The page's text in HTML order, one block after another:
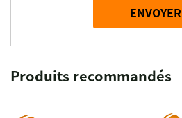
ENVOYER
Produits recommandés